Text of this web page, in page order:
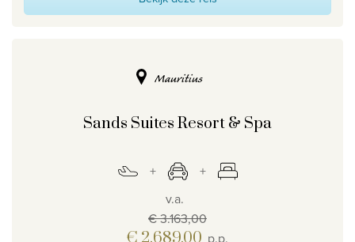
Mauritius
Sands Suites Resort & Spa
v.a.
€ 3.163,00
p.p.